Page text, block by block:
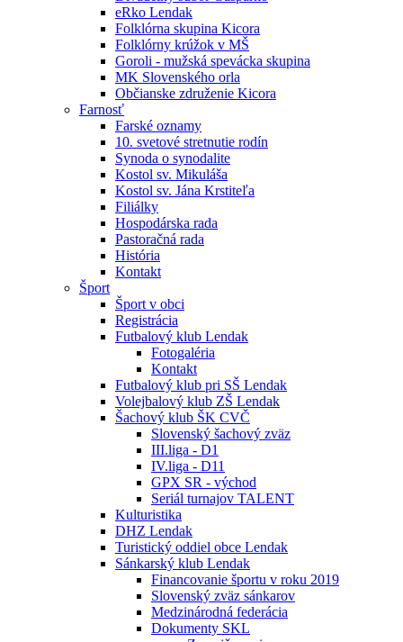
eRko Lendak
Folklórna skupina Kicora
Folklórny krúžok v MŠ
Goroli - mužská spevácka skupina
MK Slovenského orla
Občianske združenie Kicora
Farnosť
Farské oznamy
10. svetové stretnutie rodín
Synoda o synodalite
Kostol sv. Mikuláša
Kostol sv. Jána Krstiteľa
Filiálky
Hospodárska rada
Pastoračná rada
História
Kontakt
Šport
Šport v obci
Registrácia
Futbalový klub Lendak
Fotogaléria
Kontakt
Futbalový klub pri SŠ Lendak
Volejbalový klub ZŠ Lendak
Šachový klub ŠK CVČ
Slovenský šachový zväz
III.liga - D1
IV.liga - D11
GPX SR - východ
Seriál turnajov TALENT
Kulturistika
DHZ Lendak
Turistický oddiel obce Lendak
Sánkarský klub Lendak
Financovanie športu v roku 2019
Slovenský zväz sánkarov
Medzinárodná federácia
Dokumenty SKL